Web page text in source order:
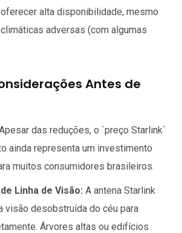
alta disponibilidade, mesmo
adversas (com algumas
Antes de
das reduções, o `preço Starlink`
ainda representa um investimento
muitos consumidores brasileiros.
Linha de Visão: A antena Starlink
visão desobstruída do céu para
Árvores altas ou edifícios